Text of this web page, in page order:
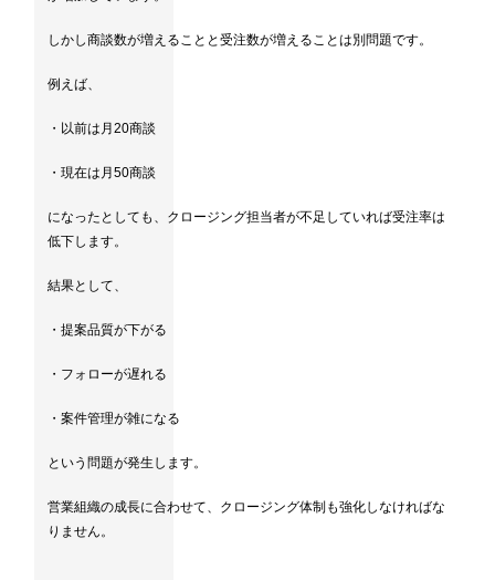
しかし商談数が増えることと受注数が増えることは別問題です。
例えば、
・以前は月20商談
・現在は月50商談
になったとしても、クロージング担当者が不足していれば受注率は
低下します。
結果として、
・提案品質が下がる
・フォローが遅れる
・案件管理が雑になる
という問題が発生します。
営業組織の成長に合わせて、クロージング体制も強化しなければな
りません。